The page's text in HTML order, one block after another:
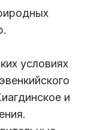
условиях
и